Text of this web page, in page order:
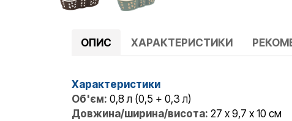
ОПИС ХАРАКТЕРИСТИКИ
Характеристики
Об'єм: 0,8 л (0,5 + 0,3 л)
Довжина/ширина/висота: 27 х 9,7 х 10 см